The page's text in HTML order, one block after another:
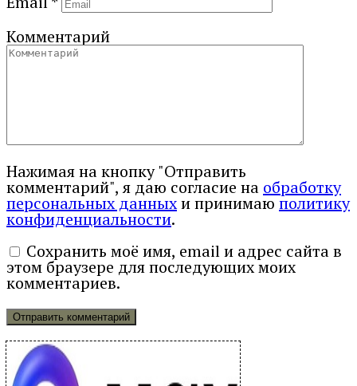
Комментарий
Нажимая на кнопку "Отправить
комментарий", я даю согласие на обработку
персональных данныхи принимаю политику
конфиденциальности.
Сохранить моё имя, email и адрес сайта в
этом браузере для последующих моих
комментариев.